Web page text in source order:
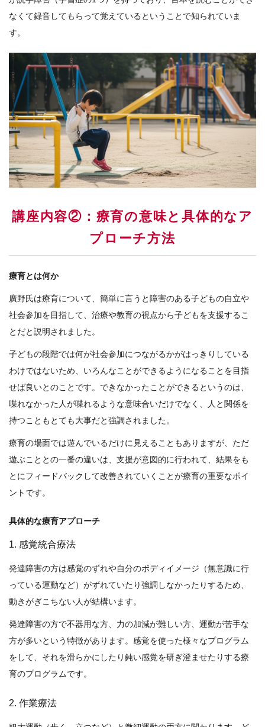
なくて録音してもらって覚えているということで知られていま
す。
講座内容②：療育の意味と具体的なア
プローチ方法
療育とは何か
廣野氏は療育について、簡単に言うと障害のある子どもの自立や
社会参加を目指して、治療や教育の視点から子どもを支援するこ
とだと説明されました。
子どもの段階では何が社会参加につながるかがはっきりしている
わけではないため、いろんなことができるようになることを目指
せば良いとのことです。できなかったことができるというのは、
喋れなかった人が喋れるような意味合いだけでなく、人と関係を
持つこともとても大事だと強調されました。
療育の場面では遊んでいるだけに見えることもありますが、ただ
遊ぶこととの一番の違いは、支援が意図的に行われて、結果をも
とにフィードバックして改善されていくことが療育の重要なポイ
ントです。
具体的な療育アプローチ
1. 感覚統合療法
発達障害の方は感覚のずれや自分のボディイメージ（無意識に行
っている運動など）がずれていたり強調しなかったりするため、
動きがぎこちない人が結構います。
発達障害の方で不器用な方、力の加減が難しい方、運動が苦手な
方が多いという特徴があります。感覚を使った様々なプログラム
をして、それを滑らかにしたり鈍い感覚を研ぎ澄ませたりする療
育のプログラムです。
2. 作業療法